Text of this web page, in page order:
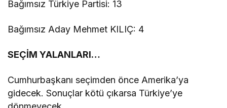
Bağımsız Türkiye Partisi: 13
Bağımsız Aday Mehmet KILIÇ: 4
SEÇİM YALANLARI…
Cumhurbaşkanı seçimden önce Amerika’ya
gidecek. Sonuçlar kötü çıkarsa Türkiye’ye